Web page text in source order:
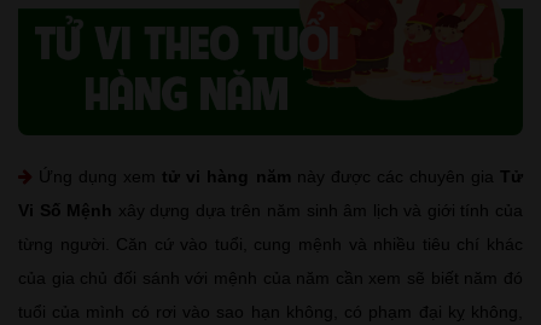
Ứng dụng xem tử vi hàng năm này được các chuyên gia Tử
Vi Số Mệnh
xây dựng dựa trên năm sinh âm lịch và giới tính của
từng người. Căn cứ vào tuổi, cung mệnh và nhiều tiêu chí khác
của gia chủ đối sánh với mệnh của năm cần xem sẽ biết năm đó
tuổi của mình có rơi vào sao hạn không, có phạm đại kỵ không,